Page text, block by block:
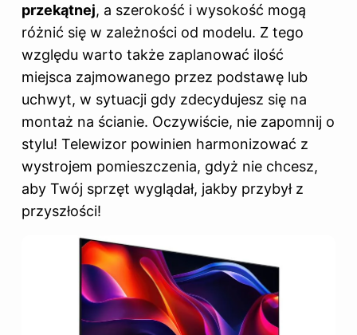
przekątnej, a szerokość i wysokość mogą
różnić się w zależności od modelu. Z tego
względu warto także zaplanować ilość
miejsca zajmowanego przez podstawę lub
uchwyt, w sytuacji gdy zdecydujesz się na
montaż na ścianie. Oczywiście, nie zapomnij o
stylu! Telewizor powinien harmonizować z
wystrojem pomieszczenia, gdyż nie chcesz,
aby Twój sprzęt wyglądał, jakby przybył z
przyszłości!